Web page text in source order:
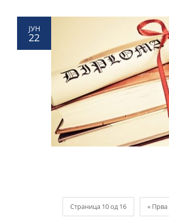
ЈУН
22
Страница 10 од 16 « Прва